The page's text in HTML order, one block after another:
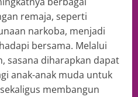
remaja, seperti
narkoba, menjadi
bersama. Melalui
sasana diharapkan dapat
anak-anak muda untuk
membangun